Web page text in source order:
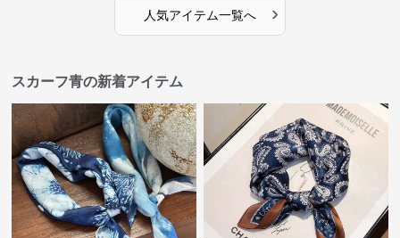
人気アイテム一覧へ ›
スカーフ青の新着アイテム